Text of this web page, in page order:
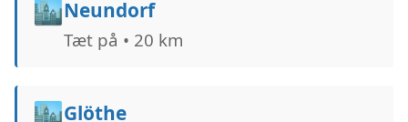
🏙️Neundorf
Tæt på • 20 km
🏙️Glöthe